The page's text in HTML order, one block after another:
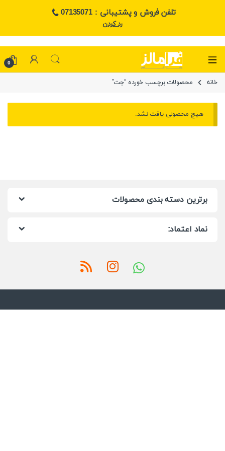
تلفن فروش و پشتیبانی : 07135071
رد کردن
0
خانه محصولات برچسب خورده “جت”
هیچ محصولی یافت نشد.
برترین دسته بندی محصولات
نماد اعتماد: